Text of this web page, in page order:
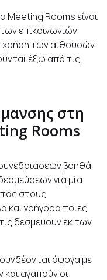
Meeting Rooms είναι
επικοινωνιών
χρήση των αιθουσών.
έξω από τις
στη
Rooms
βοηθά
για μία
στους
και γρήγορα ποιες
δεσμεύουν εκ των
άψογα με
και αγαπούν οι